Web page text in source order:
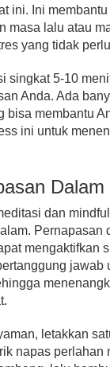
ini. Ini
masa lalu atau
yang tidak
singkat 5-10
Anda. Ada
bisa membantu
ini untuk
Dalam
dan
Pernapasan
mengaktifkan
jawab
letakkan
napas perlahan